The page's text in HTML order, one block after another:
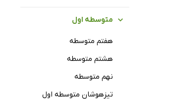
متوسطه اول
هفتم متوسطه
هشتم متوسطه
نهم متوسطه
تیزهوشان متوسطه اول